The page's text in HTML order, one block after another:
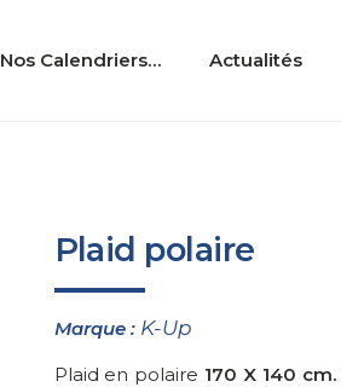
Nos Calendriers… Actualités
Plaid polaire
Marque : K-Up
Plaid en polaire 170 X 140 cm.